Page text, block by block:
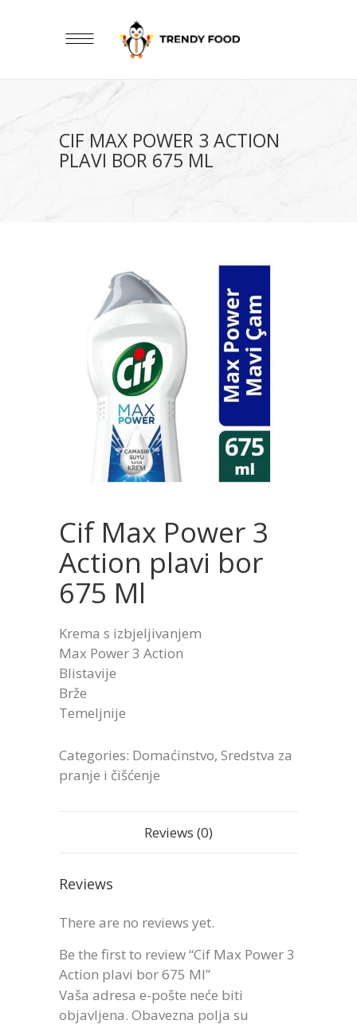
CIF MAX POWER 3 ACTION
PLAVI BOR 675 ML
Cif Max Power 3
Action plavi bor
675 Ml
Krema s izbjeljivanjem
Max Power 3 Action
Blistavije
Brže
Temeljnije
Categories: Domaćinstvo, Sredstva za
pranje i čišćenje
Reviews (0)
Reviews
There are no reviews yet.
Be the first to review “Cif Max Power 3
Action plavi bor 675 Ml”
Vaša adresa e-pošte neće biti
objavljena. Obavezna polja su